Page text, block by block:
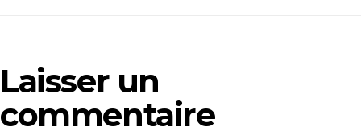
Laisser un
commentaire